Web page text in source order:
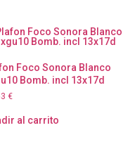
Foco Sonora Blanco
Bomb. incl 13x17d
€
al carrito